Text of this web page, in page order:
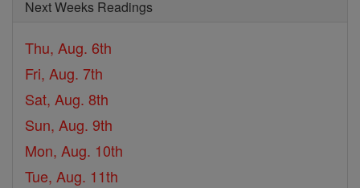
Next Weeks Readings
Thu, Aug. 6th
Fri, Aug. 7th
Sat, Aug. 8th
Sun, Aug. 9th
Mon, Aug. 10th
Tue, Aug. 11th